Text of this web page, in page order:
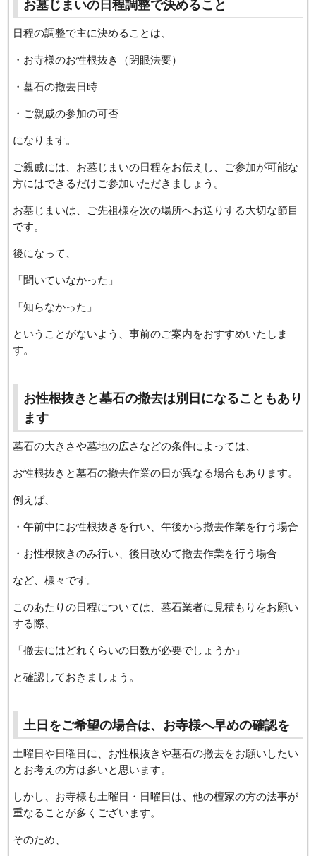
お墓じまいの日程調整で決めること
日程の調整で主に決めることは、
・お寺様のお性根抜き（閉眼法要）
・墓石の撤去日時
・ご親戚の参加の可否
になります。
ご親戚には、お墓じまいの日程をお伝えし、ご参加が可能な
方にはできるだけご参加いただきましょう。
お墓じまいは、ご先祖様を次の場所へお送りする大切な節目
です。
後になって、
「聞いていなかった」
「知らなかった」
ということがないよう、事前のご案内をおすすめいたしま
す。
お性根抜きと墓石の撤去は別日になることもあり
ます
墓石の大きさや墓地の広さなどの条件によっては、
お性根抜きと墓石の撤去作業の日が異なる場合もあります。
例えば、
・午前中にお性根抜きを行い、午後から撤去作業を行う場合
・お性根抜きのみ行い、後日改めて撤去作業を行う場合
など、様々です。
このあたりの日程については、墓石業者に見積もりをお願い
する際、
「撤去にはどれくらいの日数が必要でしょうか」
と確認しておきましょう。
土日をご希望の場合は、お寺様へ早めの確認を
土曜日や日曜日に、お性根抜きや墓石の撤去をお願いしたい
とお考えの方は多いと思います。
しかし、お寺様も土曜日・日曜日は、他の檀家の方の法事が
重なることが多くございます。
そのため、